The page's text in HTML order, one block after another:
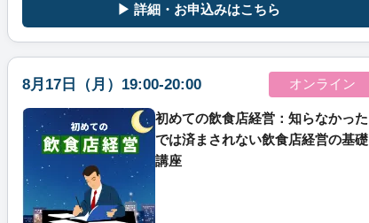
▶ 詳細・お申込みはこちら
8月17日（月）19:00-20:00 オンライン
初めての飲食店経営：知らなかった
では済まされない飲食店経営の基礎
講座